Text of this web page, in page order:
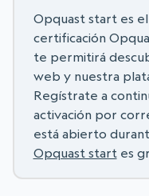
Opquast start es
certificación
te permitirá
web y nuestra
Regístrate a
activación por
está abierto
Opquast startes